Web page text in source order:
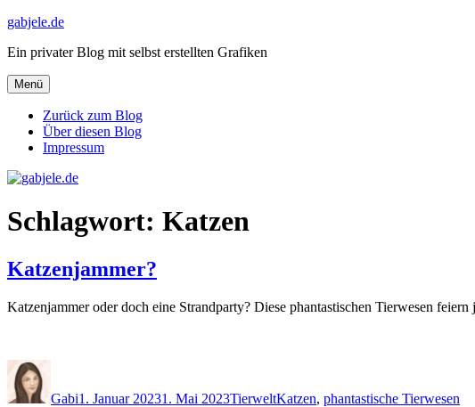
Zum
springen
gabjele.de
Ein privater Blog mit selbst erstellten Grafiken
Menü
Zurück zum Blog
Über diesen Blog
Impressum
Schlagwort: Katzen
Katzenjammer?
Katzenjammer oder doch eine Strandparty? Diese phantastischen Tierwesen
Gabi1. Januar 20231. Mai 2023TierweltKatzen, phantastische Tierwesen